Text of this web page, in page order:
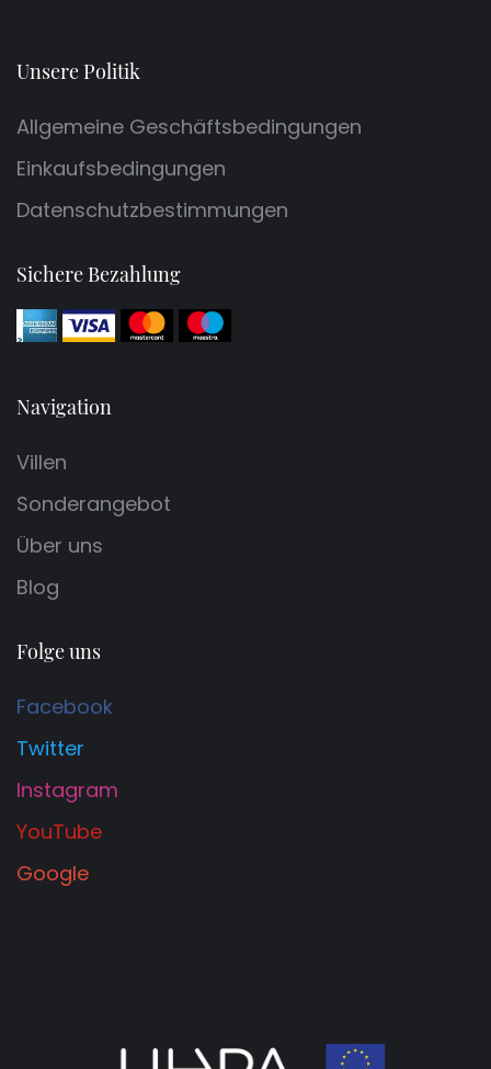
Unsere Politik
Allgemeine Geschäftsbedingungen
Einkaufsbedingungen
Datenschutzbestimmungen
Sichere Bezahlung
Navigation
Villen
Sonderangebot
Über uns
Blog
Folge uns
Facebook
Twitter
Instagram
YouTube
Google